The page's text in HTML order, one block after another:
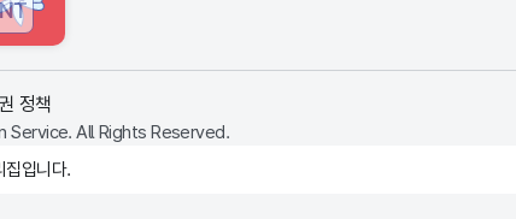
정책
All Rights Reserved.
집입니다.